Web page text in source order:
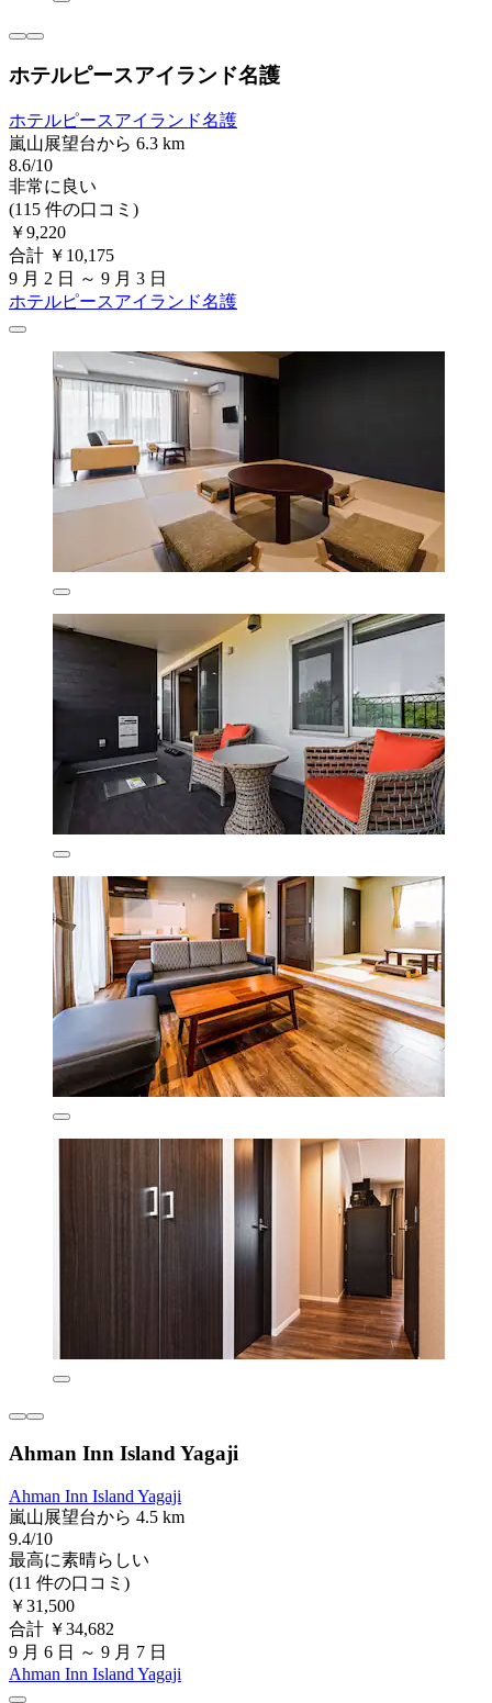
ホテルピースアイランド名護
ホテルピースアイランド名護
嵐山展望台から 6.3 km
8.6/10
非常に良い
(115 件の口コミ)
￥9,220
合計 ￥10,175
9 月 2 日 ～ 9 月 3 日
ホテルピースアイランド名護
Ahman Inn Island Yagaji
Ahman Inn Island Yagaji
嵐山展望台から 4.5 km
9.4/10
最高に素晴らしい
(11 件の口コミ)
￥31,500
合計 ￥34,682
9 月 6 日 ～ 9 月 7 日
Ahman Inn Island Yagaji